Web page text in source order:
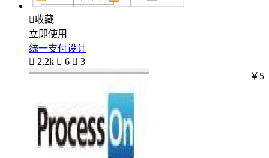
收藏
立即使用
统一支付设计
 2.2k  6  3
￥5